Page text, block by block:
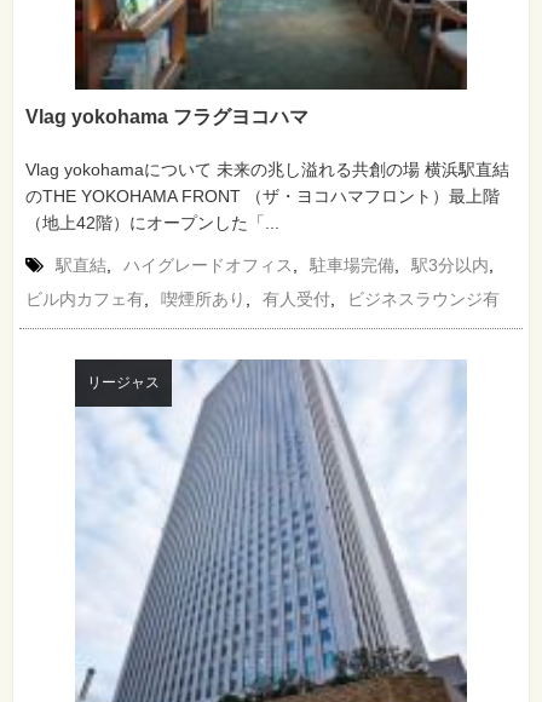
Vlag yokohama フラグヨコハマ
Vlag yokohamaについて 未来の兆し溢れる共創の場 横浜駅直結
のTHE YOKOHAMA FRONT （ザ・ヨコハマフロント）最上階
（地上42階）にオープンした「...
駅直結 ハイグレードオフィス 駐車場完備 駅3分以内
ビル内カフェ有
喫煙所あり 有人受付 ビジネスラウンジ有
リージャス